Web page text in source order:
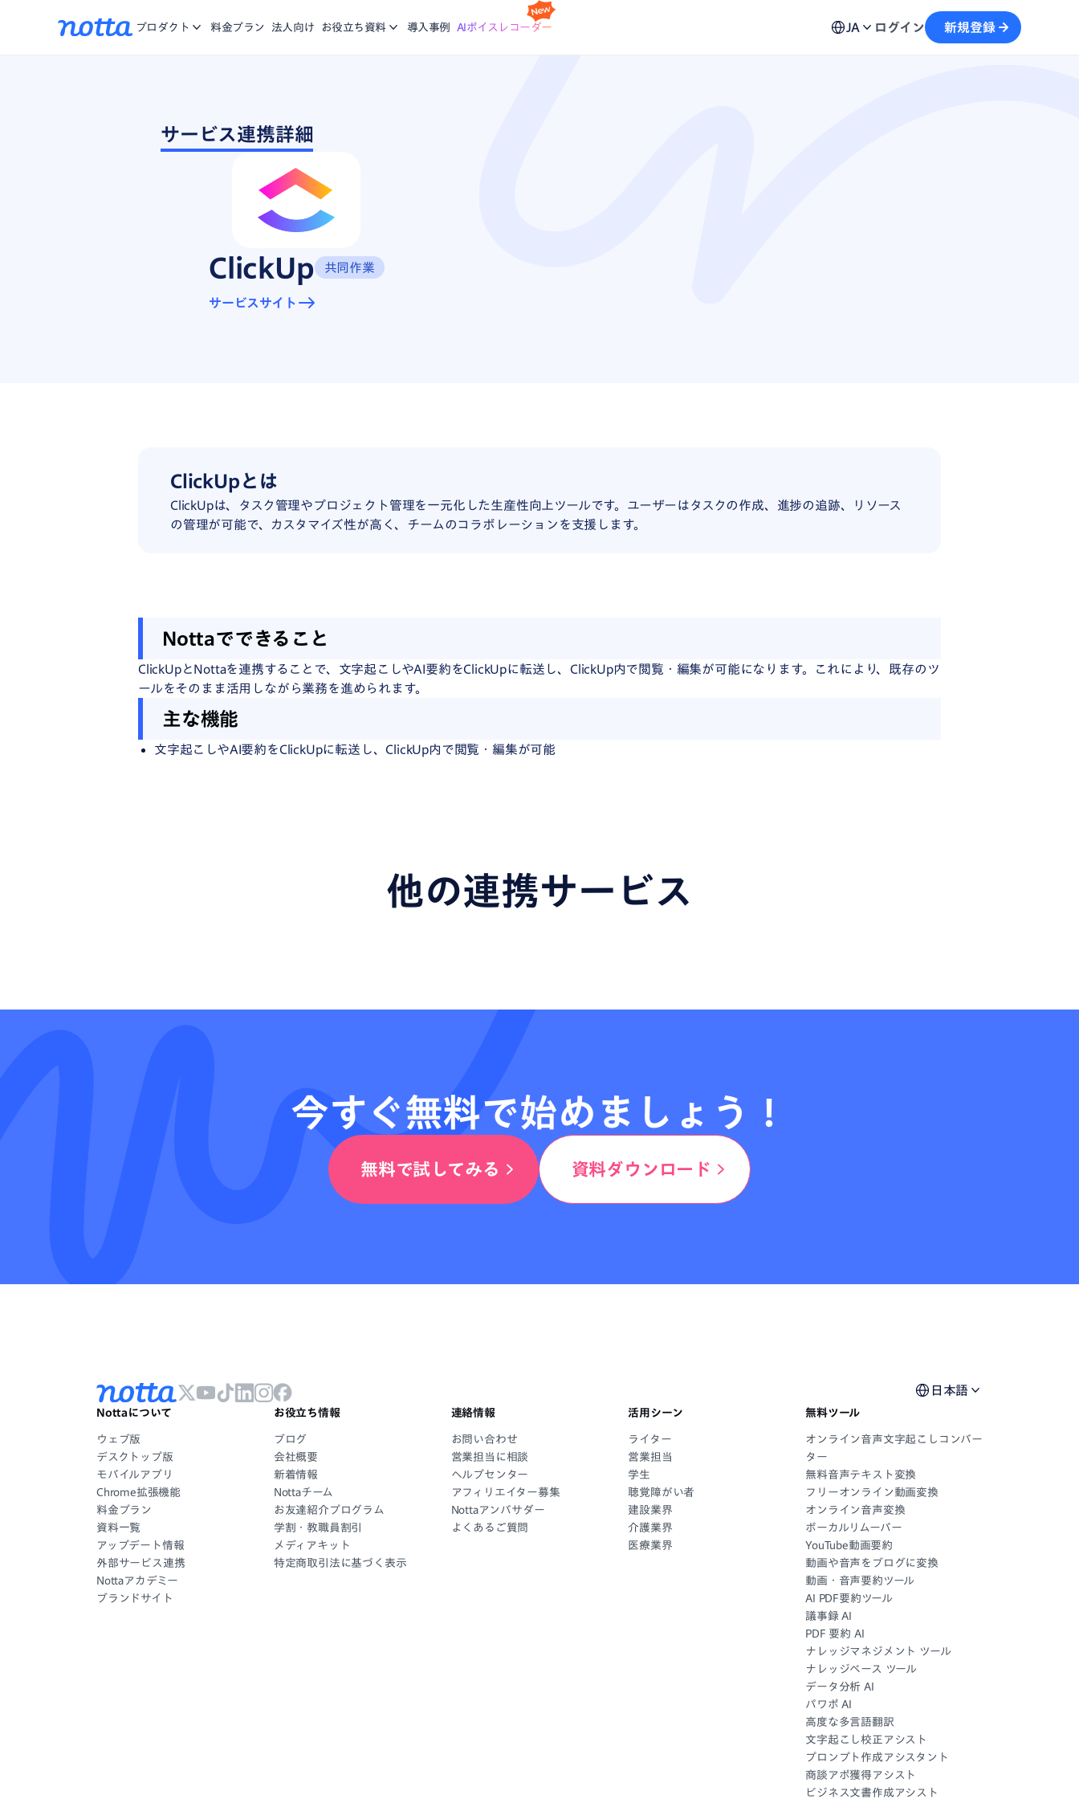
プロダクト
お問合せ iOS/Androidで使える文字起こしアプリ
商談の記録、分析、CRM同期などをエージェントにお任せ
Notta Brain
思考する時間を、あなたに。会議・データの整理分析はAIにお任せ
会議の予約から文字起こしの流れがスムーズに
料金プラン 法人向け お役立ち資料
をご紹介。
Nottaの基本的な使い方について学ぶ。企業に向けた研修
コースも提供
利用方法、不具合の解決策など各種お問い合わせ窓口を
導入事例 AIボイスレコーダー JA ログイン 新規登録
サービス連携詳細
ClickUp 共同作業
サービスサイト
ClickUpとは
ClickUpは、タスク管理やプロジェクト管理を一元化した生産性向上ツールです。ユーザーはタスクの作成、進捗の追跡、リソース
の管理が可能で、カスタマイズ性が高く、チームのコラボレーションを支援します。
Nottaでできる こと
ClickUpとNottaを連携することで、文字起こしやAI要約をClickUpに転送し、ClickUp内で閲覧・編集が可能になります。これにより、既存のツ
ールをそのまま活用しながら業務を進められます。
主な機能
文字起こしやAI要約をClickUpに転送し、ClickUp内で閲覧・編集が可能
他の連携サービス
今すぐ無料で始めましょう！
無料で試してみる 資料ダウンロード
日本語
Nottaについて
ウェブ版
デスクトップ版
モバイルアプリ
Chrome拡張機能
料金プラン
資料一覧
アップデート情報
外部サービス連携
Nottaアカデミー
ブランドサイト
お役立ち情報
ブログ
会社概要
新着情報
Nottaチーム
お友達紹介プログラム
学割・教職員割引
メディアキット
特定商取引法に基づく表示
連絡情報
お問い合わせ
営業担当に相談
ヘルプセンター
アフィリエイター募集
Nottaアンバサダー
よくあるご質問
活用シーン
ライター
営業担当
学生
聴覚障がい者
建設業界
介護業界
医療業界
無料ツール
オンライン音声文字起こしコンバー
ター
無料音声テキスト変換
フリーオンライン動画変換
オンライン音声変換
ボーカルリムーバー
YouTube動画要約
動画や音声をブログに変換
動画・音声要約ツール
AI PDF要約ツール
議事録 AI
PDF 要約 AI
ナレッジマネジメント ツール
ナレッジベース ツール
データ分析 AI
パワポ AI
高度な多言語翻訳
文字起こし校正アシスト
プロンプト作成アシスタント
商談アポ獲得アシスト
ビジネス文書作成アシスト